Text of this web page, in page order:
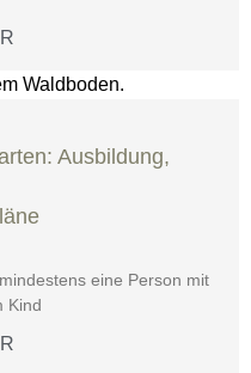
Ausbildung,
eine Person mit
Kind